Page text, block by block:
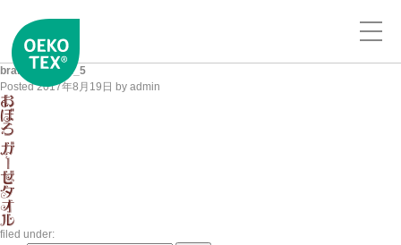
brand_logo_t1_5
Posted2017年8月19日 by admin
filed under: